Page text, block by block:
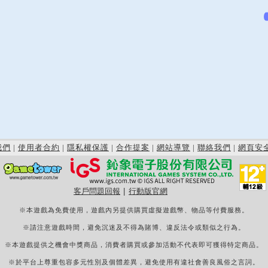
們 | 使用者合約 | 隱私權保護 | 合作提案 | 網站導覽 | 聯絡我們 | 網頁安
客戶問題回報 行動版官網
※本遊戲為免費使用，遊戲內另提供購買虛擬遊戲幣、物品等付費服務。
※請注意遊戲時間，避免沉迷及不得為賭博、違反法令或類似之行為。
※本遊戲提供之機會中獎商品，消費者購買或參加活動不代表即可獲得特定商品。
※於平台上尊重包容多元性別及個體差異，避免使用有違社會善良風俗之言詞。